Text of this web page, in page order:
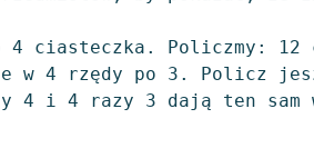
4 ciasteczka. Policzmy: 12
je w 4 rzędy po 3. Policz
4 i 4 razy 3 dają ten sam